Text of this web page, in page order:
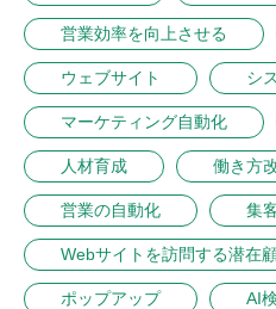
営業効率を向上させる
ウェブサイト シ
マーケティング自動化
人材育成 働き方
営業の自動化 集
Webサイトを訪問する潜在
ポップアップ AI